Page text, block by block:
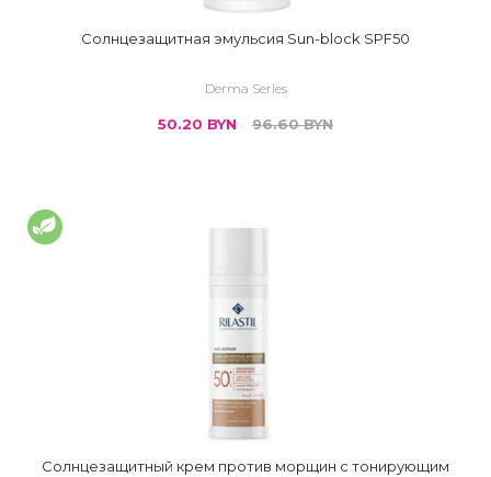
Солнцезащитная эмульсия Sun-block SPF50
Derma Series
50.20 BYN 96.60BYN
Солнцезащитный крем против морщин с тонирующим